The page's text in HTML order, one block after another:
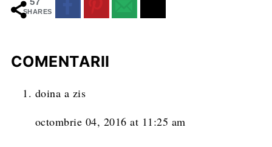
SHARES
COMENTARII
doina a zis
octombrie 04, 2016 at 11:25 am